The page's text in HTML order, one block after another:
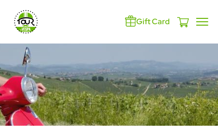
Gift Card